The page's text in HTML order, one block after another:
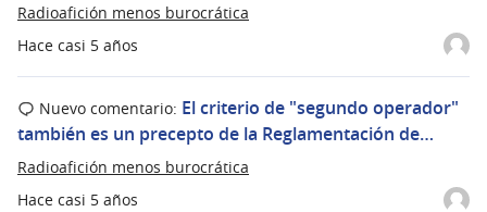
Hace casi 5 años
Radioafición menos burocrática
Hace casi 5 años
Nuevo comentario: El criterio de "segundo operador"
también es un precepto de la Reglamentación de…
Radioafición menos burocrática